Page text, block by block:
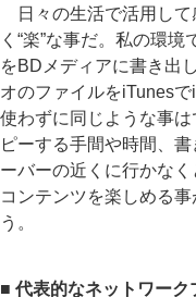
日々の生活で活用して
く“楽”な事だ。私の環
をBDメディアに書き出
オのファイルをiTunes
使わずに同じような事
ピーする手間や時間、
ーバーの近くに行かな
コンテンツを楽しめる
う。
■ 代表的なネットワーク